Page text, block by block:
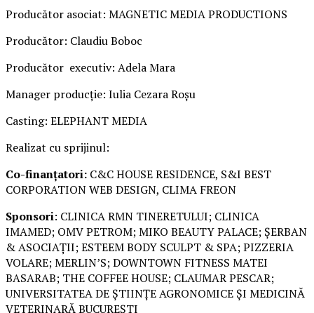
Producător asociat: MAGNETIC MEDIA PRODUCTIONS
Producător: Claudiu Boboc
Producător executiv: Adela Mara
Manager producție: Iulia Cezara Roșu
Casting: ELEPHANT MEDIA
Realizat cu sprijinul:
Co-finanțatori: C&C HOUSE RESIDENCE, S&I BEST
CORPORATION WEB DESIGN, CLIMA FREON
Sponsori: CLINICA RMN TINERETULUI; CLINICA
IMAMED; OMV PETROM; MIKO BEAUTY PALACE; ȘERBAN
& ASOCIAȚII; ESTEEM BODY SCULPT & SPA; PIZZERIA
VOLARE; MERLIN’S; DOWNTOWN FITNESS MATEI
BASARAB; THE COFFEE HOUSE; CLAUMAR PESCAR;
UNIVERSITATEA DE ȘTIINȚE AGRONOMICE ȘI MEDICINĂ
VETERINARĂ BUCUREȘTI